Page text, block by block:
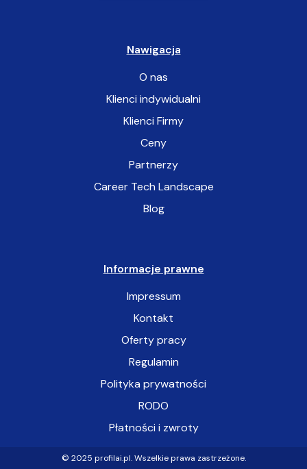
Nawigacja
O nas
Klienci indywidualni
Klienci Firmy
Ceny
Partnerzy
Career Tech Landscape
Blog
Informacje prawne
Impressum
Kontakt
Oferty pracy
Regulamin
Polityka prywatności
RODO
Płatności i zwroty
© 2025 profilai.pl. Wszelkie prawa zastrzeżone.